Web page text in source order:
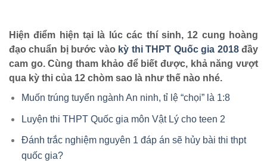
Hiện điểm hiện tại là lúc các thí sinh, 12 cung hoàng
đạo chuẩn bị bước vào kỳ thi THPT Quốc gia 2018đầy
cam go. Cùng tham khảo để biết được, khả năng vượt
qua kỳ thi của 12 chòm sao là như thế nào nhé.
Muốn trúng tuyển ngành An ninh, tỉ lệ “chọi” là 1:8
Luyện thi THPT Quốc gia môn Vật Lý cho teen 2
Đánh trắc nghiệm nguyên 1 đáp án sẽ hủy bài thi thpt
quốc gia?